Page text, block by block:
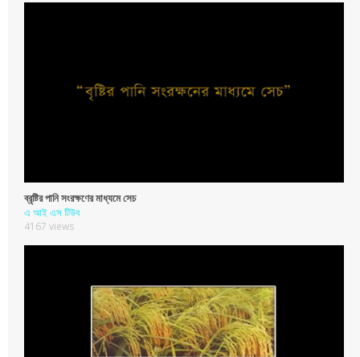
ব্রৃষ্টির পানি সংরক্ষণের মাধ্যমে সেচ
এ আই এস টিউব
4167 views